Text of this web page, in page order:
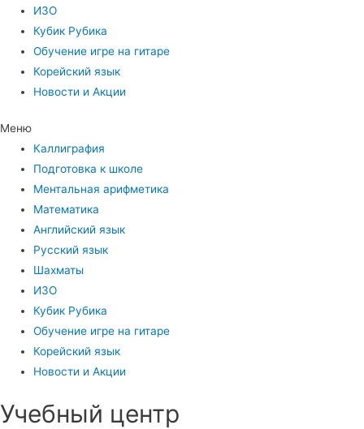
ИЗО
Кубик Рубика
Обучение игре на гитаре
Корейский язык
Новости и Акции
Меню
Каллиграфия
Подготовка к школе
Ментальная арифметика
Математика
Английский язык
Русский язык
Шахматы
ИЗО
Кубик Рубика
Обучение игре на гитаре
Корейский язык
Новости и Акции
Учебный центр​